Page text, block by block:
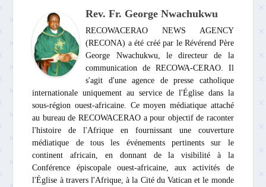
Rev. Fr. George Nwachukwu
RECOWACERAO NEWS AGENCY
(RECONA) a été créé par le Révérend Père
George Nwachukwu, le directeur de la
communication de RECOWA-CERAO. Il
s'agit d'une agence de presse catholique
internationale uniquement au service de l'Église dans la
sous-région ouest-africaine. Ce moyen médiatique attaché
au bureau de RECOWACERAO a pour objectif de raconter
l'histoire de l'Afrique en fournissant une couverture
médiatique de tous les événements pertinents sur le
continent africain, en donnant de la visibilité à la
Conférence épiscopale ouest-africaine, aux activités de
l'Église à travers l'Afrique, à la Cité du Vatican et le monde